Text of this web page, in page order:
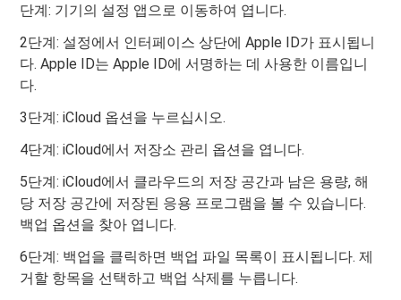
단계: 기기의 설정 앱으로 이동하여 엽니다.
2단계: 설정에서 인터페이스 상단에 Apple ID가 표시됩니
다. Apple ID는 Apple ID에 서명하는 데 사용한 이름입니
다.
3단계: iCloud 옵션을 누르십시오.
4단계: iCloud에서 저장소 관리 옵션을 엽니다.
5단계: iCloud에서 클라우드의 저장 공간과 남은 용량, 해
당 저장 공간에 저장된 응용 프로그램을 볼 수 있습니다.
백업 옵션을 찾아 엽니다.
6단계: 백업을 클릭하면 백업 파일 목록이 표시됩니다. 제
거할 항목을 선택하고 백업 삭제를 누릅니다.